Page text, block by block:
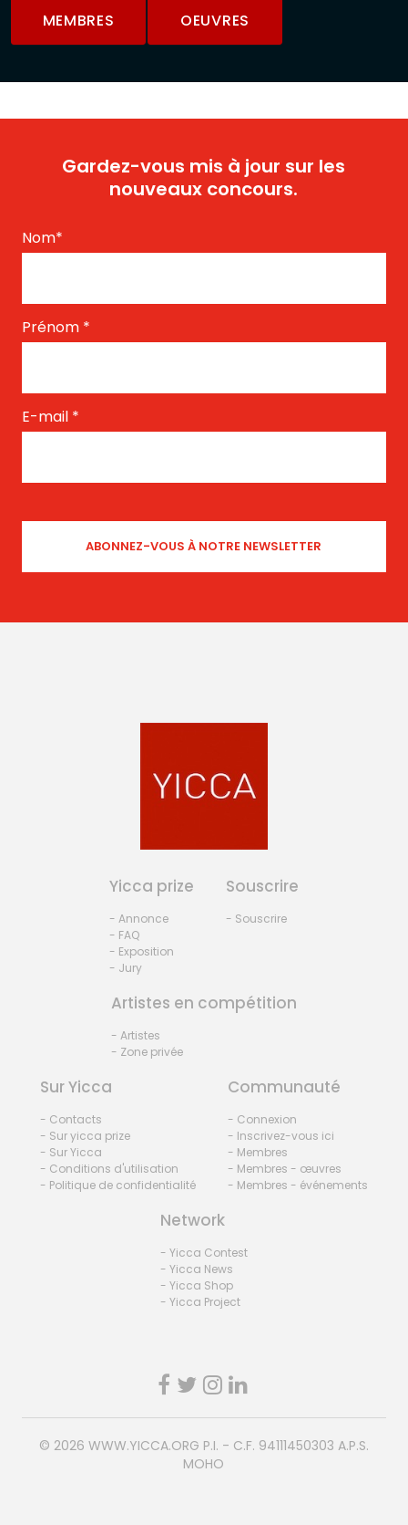
MEMBRES OEUVRES
Gardez-vous mis à jour sur les
nouveaux concours.
Nom*
Prénom *
E-mail *
Yicca prize
- Annonce
- FAQ
- Exposition
- Jury
Souscrire
- Souscrire
Artistes en compétition
- Artistes
- Zone privée
Sur Yicca
- Contacts
- Sur yicca prize
- Sur Yicca
- Conditions d'utilisation
- Politique de confidentialité
Communauté
- Connexion
- Inscrivez-vous ici
- Membres
- Membres - œuvres
- Membres - événements
Network
- Yicca Contest
- Yicca News
- Yicca Shop
- Yicca Project
© 2026 WWW.YICCA.ORG P.I. - C.F. 94111450303 A.P.S.
MOHO